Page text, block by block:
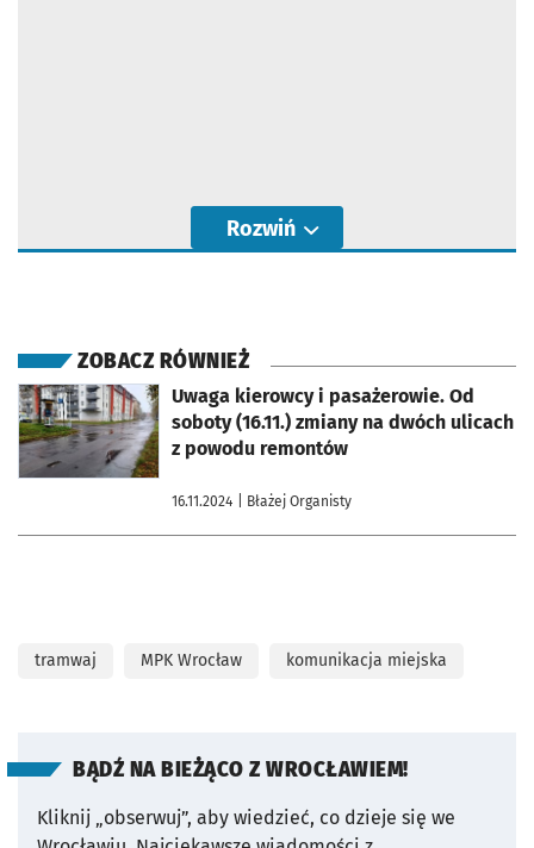
Rozwiń
ZOBACZ RÓWNIEŻ
Uwaga kierowcy i pasażerowie. Od
soboty (16.11.) zmiany na dwóch ulicach
z powodu remontów
16.11.2024 | Błażej Organisty
otworzy się w nowej karcie
tramwaj MPK Wrocław komunikacja miejska
BĄDŹ NA BIEŻĄCO Z WROCŁAWIEM!
Kliknij „obserwuj”, aby wiedzieć, co dzieje się we